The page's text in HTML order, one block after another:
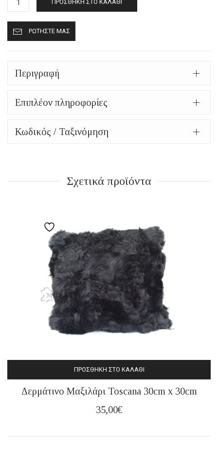
παντόφλες
Καστοριάς
κλειστές
(πασούμια)
μαύρο
ποσότητα
ΠΡΟΣΘΉΚΗ ΣΤΟ ΚΑΛΆΘΙ
ΡΩΤΉΣΤΕ ΜΑΣ
Περιγραφή
Επιπλέον πληροφορίες
Κωδικός / Ταξινόμηση
Σχετικά προϊόντα
ΠΡΟΣΘΉΚΗ ΣΤΟ ΚΑΛΆΘΙ
Δερμάτινο Μαξιλάρι Toscana 30cm x 30cm
35,00€